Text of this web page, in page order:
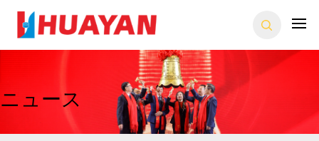
ニュース